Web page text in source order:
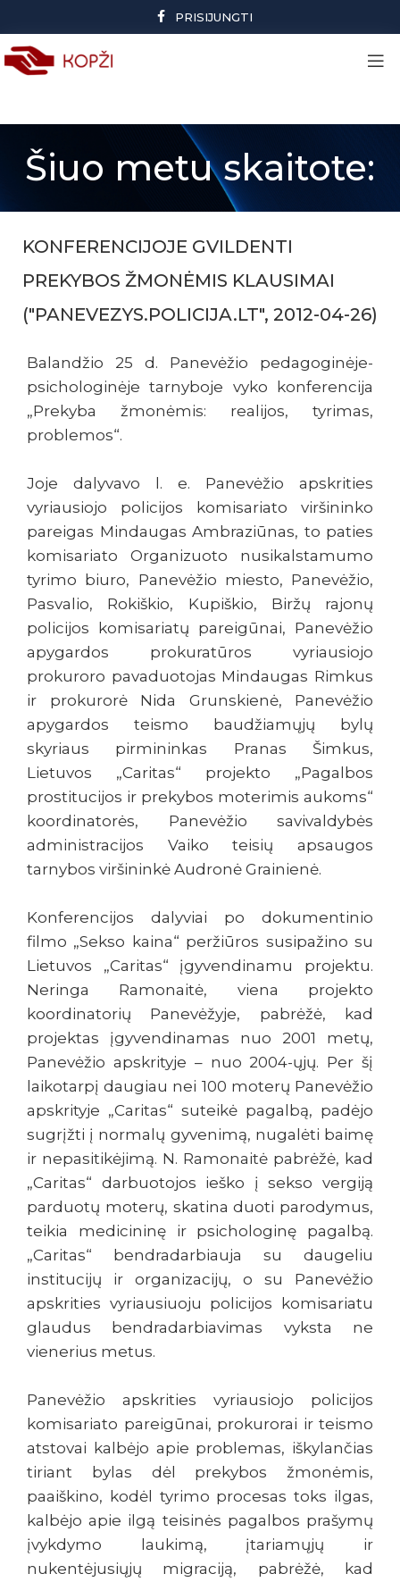
PRISIJUNGTI
Šiuo metu skaitote:
KONFERENCIJOJE GVILDENTI
PREKYBOS ŽMONĖMIS KLAUSIMAI
("PANEVEZYS.POLICIJA.LT", 2012-04-26)
Balandžio 25 d. Panevėžio pedagoginėje-
psichologinėje tarnyboje vyko konferencija
„Prekyba žmonėmis: realijos, tyrimas,
problemos“.
Joje dalyvavo l. e. Panevėžio apskrities
vyriausiojo policijos komisariato viršininko
pareigas Mindaugas Ambraziūnas, to paties
komisariato Organizuoto nusikalstamumo
tyrimo biuro, Panevėžio miesto, Panevėžio,
Pasvalio, Rokiškio, Kupiškio, Biržų rajonų
policijos komisariatų pareigūnai, Panevėžio
apygardos prokuratūros vyriausiojo
prokuroro pavaduotojas Mindaugas Rimkus
ir prokurorė Nida Grunskienė, Panevėžio
apygardos teismo baudžiamųjų bylų
skyriaus pirmininkas Pranas Šimkus,
Lietuvos „Caritas“ projekto „Pagalbos
prostitucijos ir prekybos moterimis aukoms“
koordinatorės, Panevėžio savivaldybės
administracijos Vaiko teisių apsaugos
tarnybos viršininkė Audronė Grainienė.
Konferencijos dalyviai po dokumentinio
filmo „Sekso kaina“ peržiūros susipažino su
Lietuvos „Caritas“ įgyvendinamu projektu.
Neringa Ramonaitė, viena projekto
koordinatorių Panevėžyje, pabrėžė, kad
projektas įgyvendinamas nuo 2001 metų,
Panevėžio apskrityje – nuo 2004-ųjų. Per šį
laikotarpį daugiau nei 100 moterų Panevėžio
apskrityje „Caritas“ suteikė pagalbą, padėjo
sugrįžti į normalų gyvenimą, nugalėti baimę
ir nepasitikėjimą. N. Ramonaitė pabrėžė, kad
„Caritas“ darbuotojos ieško į sekso vergiją
parduotų moterų, skatina duoti parodymus,
teikia medicininę ir psichologinę pagalbą.
„Caritas“ bendradarbiauja su daugeliu
institucijų ir organizacijų, o su Panevėžio
apskrities vyriausiuoju policijos komisariatu
glaudus bendradarbiavimas vyksta ne
vienerius metus.
Panevėžio apskrities vyriausiojo policijos
komisariato pareigūnai, prokurorai ir teismo
atstovai kalbėjo apie problemas, iškylančias
tiriant bylas dėl prekybos žmonėmis,
paaiškino, kodėl tyrimo procesas toks ilgas,
kalbėjo apie ilgą teisinės pagalbos prašymų
įvykdymo laukimą, įtariamųjų ir
nukentėjusiųjų migraciją, pabrėžė, kad